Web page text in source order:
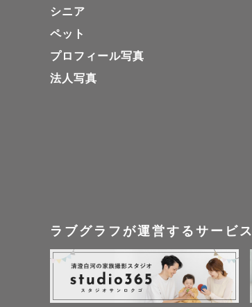
シニア
ペット
プロフィール写真
法人写真
ラブグラフが運営するサービス